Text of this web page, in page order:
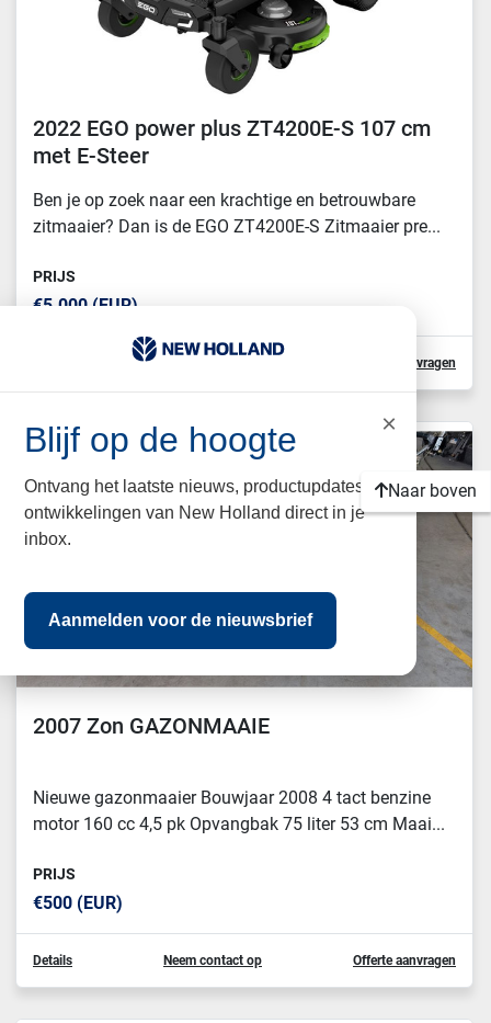
2022 EGO power plus ZT4200E-S 107 cm
met E-Steer
Ben je op zoek naar een krachtige en betrouwbare
zitmaaier? Dan is de EGO ZT4200E-S Zitmaaier pre...
PRIJS
€5.000 (EUR)
Offerte aanvragen
2007 Zon GAZONMAAIE
Nieuwe gazonmaaier Bouwjaar 2008 4 tact benzine
motor 160 cc 4,5 pk Opvangbak 75 liter 53 cm Maai...
PRIJS
€500 (EUR)
Details Neem contact op Offerte aanvragen
Naar boven
×
Blijf op de hoogte
Ontvang het laatste nieuws, productupdates en
ontwikkelingen van New Holland direct in je
inbox.
Aanmelden voor de nieuwsbrief